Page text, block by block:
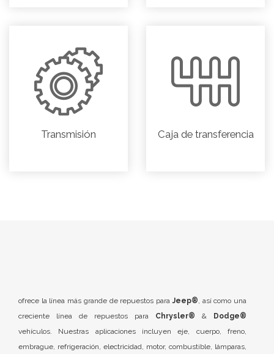
Transmisión Caja de transferencia
ofrece la línea más grande de repuestos paraJeep®, así como una
creciente línea de repuestos para Chrysler® &
Dodge®
vehículos. Nuestras aplicaciones incluyen eje, cuerpo, freno,
embrague, refrigeración, electricidad, motor, combustible, lámparas,